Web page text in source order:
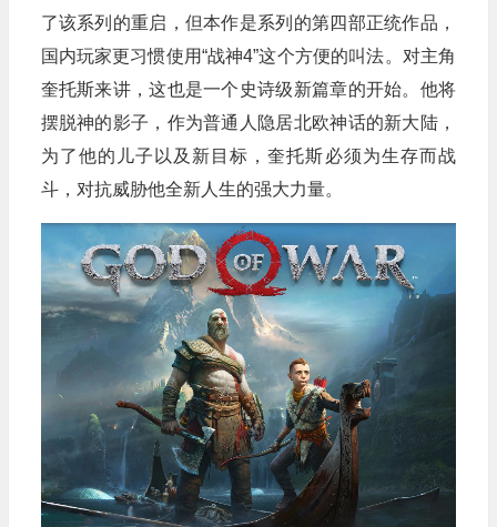
了该系列的重启，但本作是系列的第四部正统作品，
国内玩家更习惯使用“战神4”这个方便的叫法。对主角
奎托斯来讲，这也是一个史诗级新篇章的开始。他将
摆脱神的影子，作为普通人隐居北欧神话的新大陆，
为了他的儿子以及新目标，奎托斯必须为生存而战
斗，对抗威胁他全新人生的强大力量。